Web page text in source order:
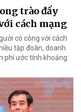
trào đẩy
cách mạng
có công với cách
tập đoàn, doanh
phí ước tính khoảng